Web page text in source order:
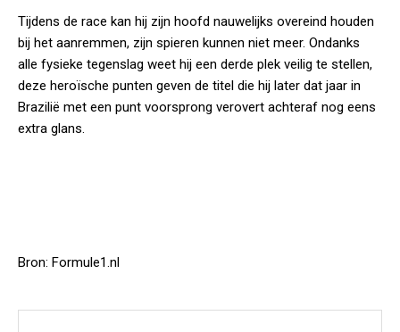
Tijdens de race kan hij zijn hoofd nauwelijks overeind houden
bij het aanremmen, zijn spieren kunnen niet meer. Ondanks
alle fysieke tegenslag weet hij een derde plek veilig te stellen,
deze heroïsche punten geven de titel die hij later dat jaar in
Brazilië met een punt voorsprong verovert achteraf nog eens
extra glans.
Bron: Formule1.nl